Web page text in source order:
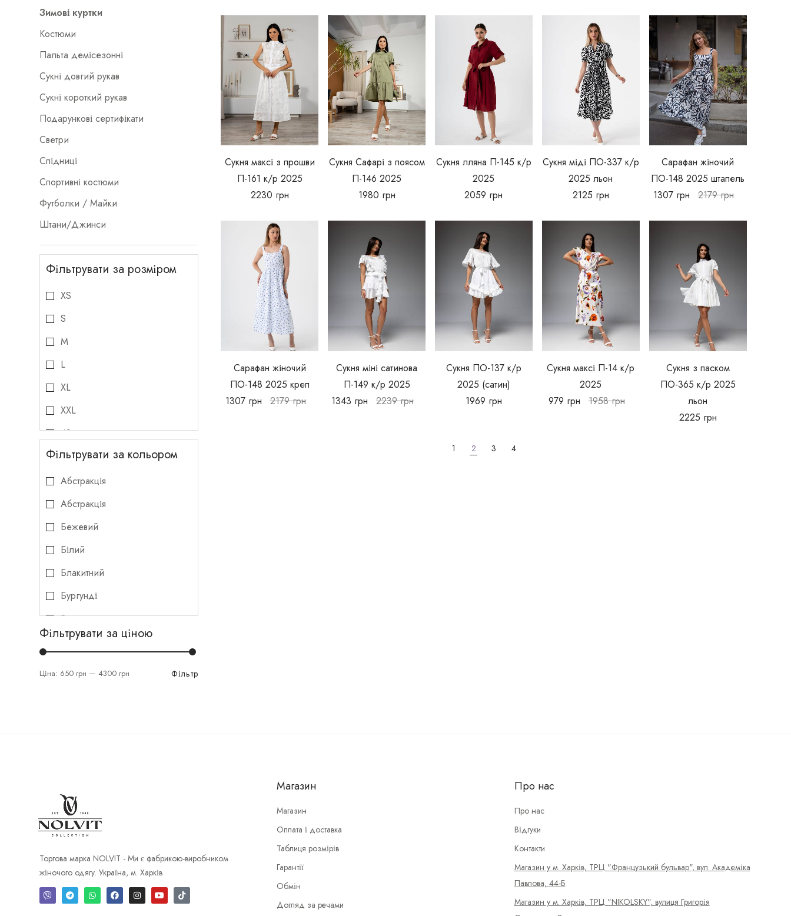
Сукня максі з прошви
П-161 к/р 2025
2230 грн
Сукня Сафарі з поясом
П-146 2025
1980 грн
Сукня лляна П-145 к/р
2025
2059 грн
Сукня міді ПО-337 к/р
2025 льон
2125 грн
Сарафан жіночий
ПО-148 2025 штапель
1307 грн 2179грн
Сарафан жіночий
ПО-148 2025 креп
1307 грн 2179грн
Сукня міні сатинова
П-149 к/р 2025
1343 грн 2239грн
Сукня ПО-137 к/р
2025 (сатин)
1969 грн
Сукня максі П-14 к/р
2025
979 грн 1958грн
Сукня з паском
ПО-365 к/р 2025
льон
2225 грн
1 2 3 4
Зимові куртки
Костюми
Пальта демісезонні
Сукні довгий рукав
Сукні короткий рукав
Подарункові сертифікати
Светри
Спідниці
Спортивні костюми
Футболки / Майки
Штани/Джинси
Фільтрувати за розміром
XS
S
M
L
XL
XXL
42
44
46
48
50
52
54
Фільтрувати за кольором
Абстракція
Абстракція
Бежевий
Білий
Блакитний
Бургунді
Вишня
Зебра
Рептилія
срібний
Квітковий
Квіти
Фільтрувати за ціною
Фільтр
Ціна: 650 грн —4300 грн
Торгова марка NOLVIT - Ми є фабрикою-виробником
жіночого одягу. Україна, м. Харків
Магазин
Магазин
Оплата і доставка
Таблиця розмірів
Гарантії
Обмін
Догляд за речами
Про нас
Про нас
Відгуки
Контакти
Магазин у м. Харків, ТРЦ "Французький бульвар", вул. Академіка
Павлова, 44-Б
Магазин у м. Харків, ТРЦ "NIKOLSKY", вулиця Григорія